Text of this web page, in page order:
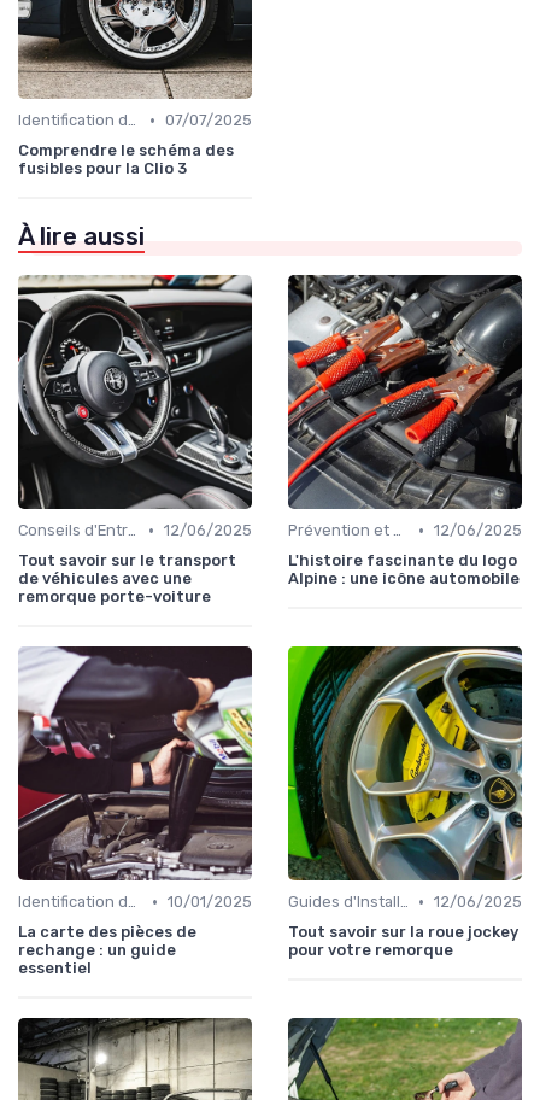
Identification de la Pièce Nécessaire • 07/07/2025
Comprendre le schéma des
fusibles pour la Clio 3
À lire aussi
Conseils d'Entretien Auto • 12/06/2025
Tout savoir sur le transport
de véhicules avec une
remorque porte-voiture
Prévention et Diagnostic des Pannes • 12/06/2025
L'histoire fascinante du logo
Alpine : une icône automobile
Identification de la Pièce Nécessaire • 10/01/2025
La carte des pièces de
rechange : un guide
essentiel
Guides d'Installation et de Réparation • 12/06/2025
Tout savoir sur la roue jockey
pour votre remorque